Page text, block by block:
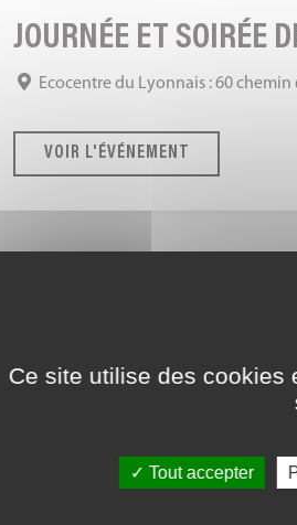
JOURNÉE ET SOIRÉE
Ecocentre du Lyonnais : 60
VOIR L'ÉVÉNEMENT
Ce site utilise des cookies
Tout accepter